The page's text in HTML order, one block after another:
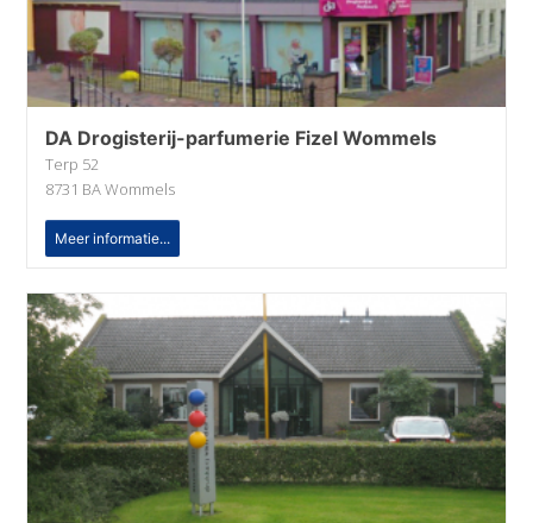
DA Drogisterij-parfumerie Fizel Wommels
Terp 52
8731 BA Wommels
Meer informatie...